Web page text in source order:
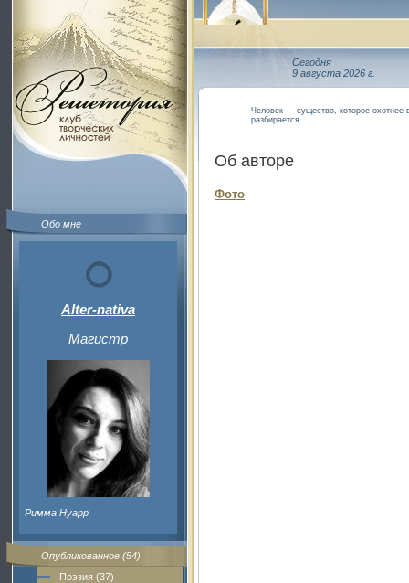
Обо мне
Alter-nativa
Магистр
Римма Нуарр
Опубликованное (54)
Поэзия (37)
Сегодня
9 августа 2026 г.
Человек — существо, которое охотнее
разбирается
Об авторе
Фото